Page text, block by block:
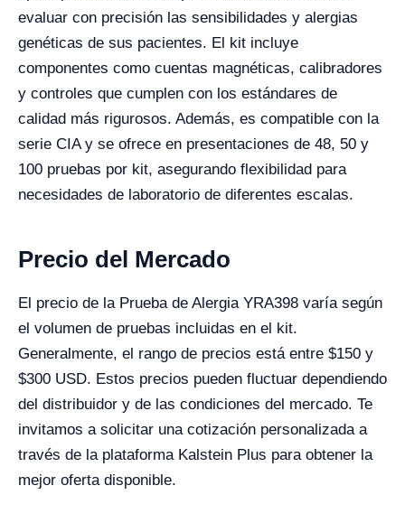
evaluar con precisión las sensibilidades y alergias
genéticas de sus pacientes. El kit incluye
componentes como cuentas magnéticas, calibradores
y controles que cumplen con los estándares de
calidad más rigurosos. Además, es compatible con la
serie CIA y se ofrece en presentaciones de 48, 50 y
100 pruebas por kit, asegurando flexibilidad para
necesidades de laboratorio de diferentes escalas.
Precio del Mercado
El precio de la Prueba de Alergia YRA398 varía según
el volumen de pruebas incluidas en el kit.
Generalmente, el rango de precios está entre $150 y
$300 USD. Estos precios pueden fluctuar dependiendo
del distribuidor y de las condiciones del mercado. Te
invitamos a solicitar una cotización personalizada a
través de la plataforma Kalstein Plus para obtener la
mejor oferta disponible.